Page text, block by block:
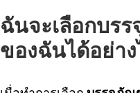
ฉันจะเลือกบร
ของฉันได้อย่าง